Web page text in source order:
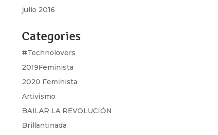
julio 2016
Categories
#Technolovers
2019Feminista
2020 Feminista
Artivismo
BAILAR LA REVOLUCIÓN
Brillantinada